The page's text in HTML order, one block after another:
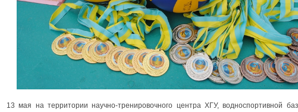
13 мая на территории научно-тренировочного центра ХГУ, водноспортивной